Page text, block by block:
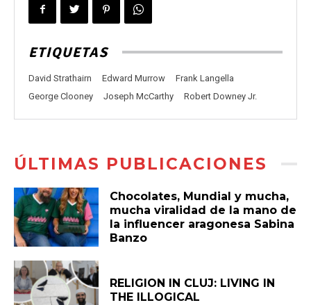
ETIQUETAS
David Strathairn Edward Murrow
Frank Langella
George Clooney
Joseph McCarthy Robert Downey Jr.
ÚLTIMAS PUBLICACIONES
Chocolates, Mundial y mucha,
mucha viralidad de la mano de
la influencer aragonesa Sabina
Banzo
RELIGION IN CLUJ: LIVING IN
THE ILLOGICAL